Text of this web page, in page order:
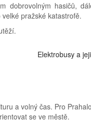
dobrovolným hasičů,
pražské katastrofě.
Elektrobusy a
a volný čas. Pro
se ve městě.